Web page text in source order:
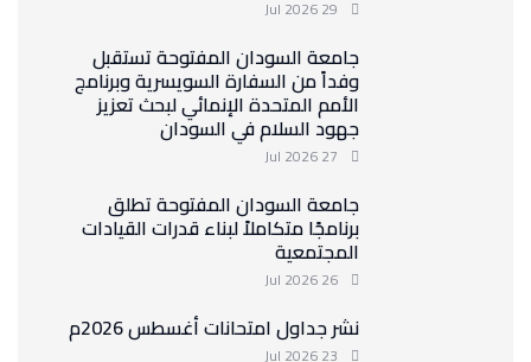
جامعة السودان المفتوحة تستقبل
وفداً من السفارة السويسرية وبرنامج
الأمم المتحدة الإنمائي لبحث تعزيز
جهود السلام في السودان
جامعة السودان المفتوحة تطلق
برنامجًا متكاملاً لبناء قدرات القيادات
المجتمعية
نشر جداول امتحانات أغسطس 2026م